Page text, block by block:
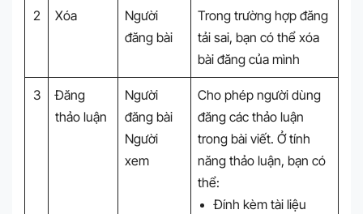
2 Xóa
Người
đăng bài
Trong trường hợp đăng
tải sai, bạn có thể xóa
bài đăng của mình
3
Đăng
thảo luận
Người
đăng bài
Người
xem
Cho phép người dùng
đăng các thảo luận
trong bài viết. Ở tính
năng thảo luận, bạn có
thể:
Đính kèm tài liệu